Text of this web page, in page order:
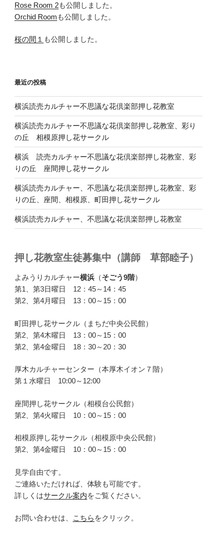
Rose Room 2も公開しました。
Orchid Room も公開しました。
桜の間１ も公開しました。
最近の投稿
横浜読売カルチャー不思議な花倶楽部押し花教室
横浜読売カルチャー不思議な花倶楽部押し花教室、彩り
の丘 相模原押し花サークル
横浜 読売カルチャー不思議な花倶楽部押し花教室、彩
りの丘 座間押し花サークル
横浜読売カルチャー、不思議な花倶楽部押し花教室、彩
りの丘、座間、相模原、町田押し花サークル
横浜読売カルチャー、不思議な花倶楽部押し花教室
押し花教室生徒募集中（講師 草部睦子）
よみうりカルチャー横浜 （そごう9階）
第1、第3日曜日 12：45～14：45
第2、第4月曜日 13：00～15：00
町田押し花サークル（まちだ中央公民館）
第2、第4木曜日 13：00～15：00
第2、第4金曜日 18：30～20：30
厚木カルチャーセンター（本厚木イオン７階）
第１水曜日 10:00～12:00
座間押し花サークル（相模台公民館）
第2、第4火曜日 10：00～15：00
相模原押し花サークル（相模原中央公民館）
第2、第4金曜日 10：00～15：00
見学自由です。
ご連絡いただければ、体験も可能です。
詳しくはサークル案内をご覧ください。
お問い合わせは、 こちら をクリック。